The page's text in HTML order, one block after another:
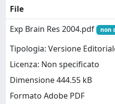
File
Exp Brain Res 2004.pdf
non
Tipologia: Versione
Licenza: Non specificato
Dimensione 444.55 kB
Formato Adobe PDF